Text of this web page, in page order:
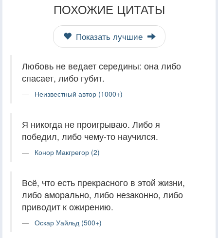
ПОХОЖИЕ ЦИТАТЫ
Показать лучшие
Любовь не ведает середины: она либо
спасает, либо губит.
Неизвестный автор (1000+)
Я никогда не проигрываю. Либо я
победил, либо чему-то научился.
Конор Макгрегор (2)
Всё, что есть прекрасного в этой жизни,
либо аморально, либо незаконно, либо
приводит к ожирению.
Оскар Уайльд (500+)